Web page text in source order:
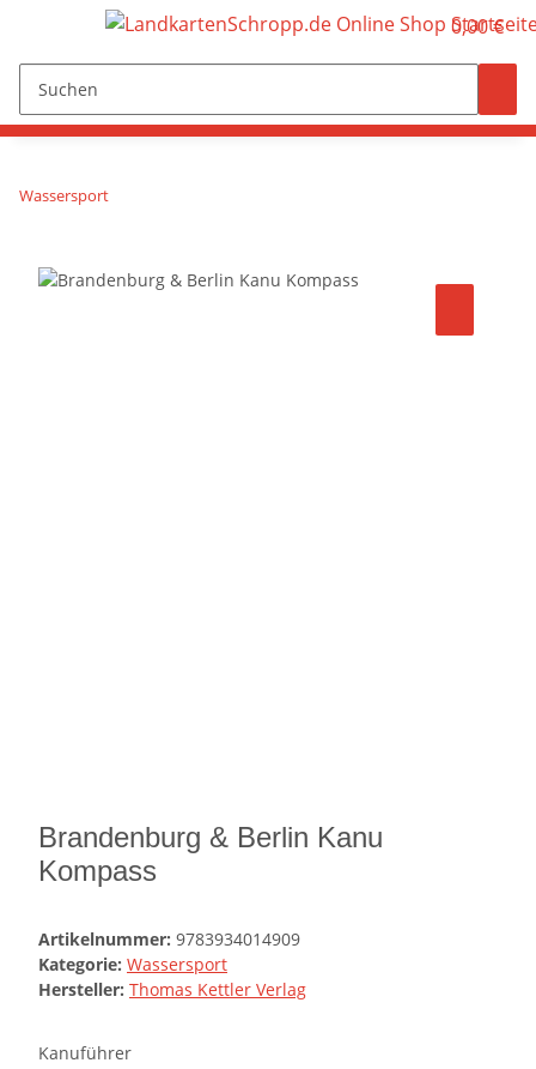
0,00 €
Wassersport
Brandenburg & Berlin Kanu
Kompass
Artikelnummer: 9783934014909
Kategorie: Wassersport
Hersteller: Thomas Kettler Verlag
Kanuführer